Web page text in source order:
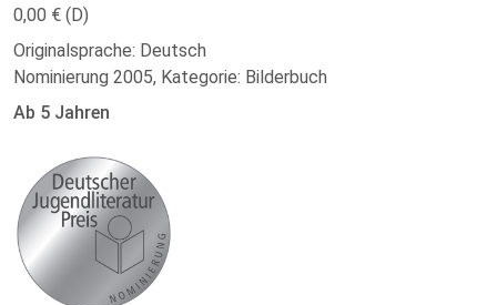
0,00 € (D)
Originalsprache: Deutsch
Nominierung 2005, Kategorie: Bilderbuch
Ab 5 Jahren